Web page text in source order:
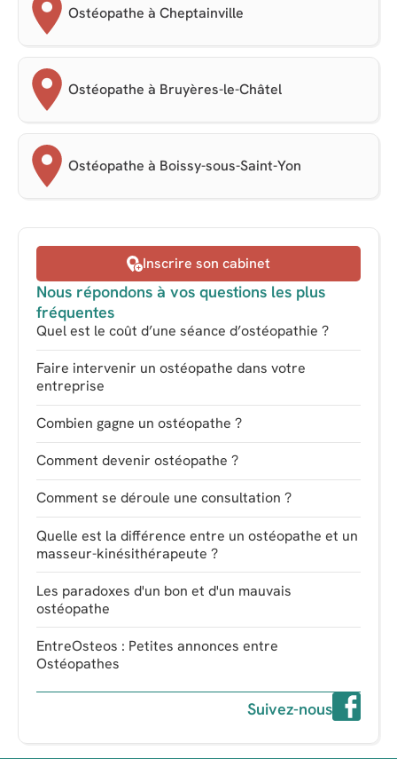
Ostéopathe à Cheptainville
Ostéopathe à Bruyères-le-Châtel
Ostéopathe à Boissy-sous-Saint-Yon
Inscrire son cabinet
Nous répondons à vos questions les plus
fréquentes
Quel est le coût d’une séance d’ostéopathie ?
Faire intervenir un ostéopathe dans votre
entreprise
Combien gagne un ostéopathe ?
Comment devenir ostéopathe ?
Comment se déroule une consultation ?
Quelle est la différence entre un ostéopathe et un
masseur-kinésithérapeute ?
Les paradoxes d'un bon et d'un mauvais
ostéopathe
EntreOsteos : Petites annonces entre
Ostéopathes
Suivez-nous